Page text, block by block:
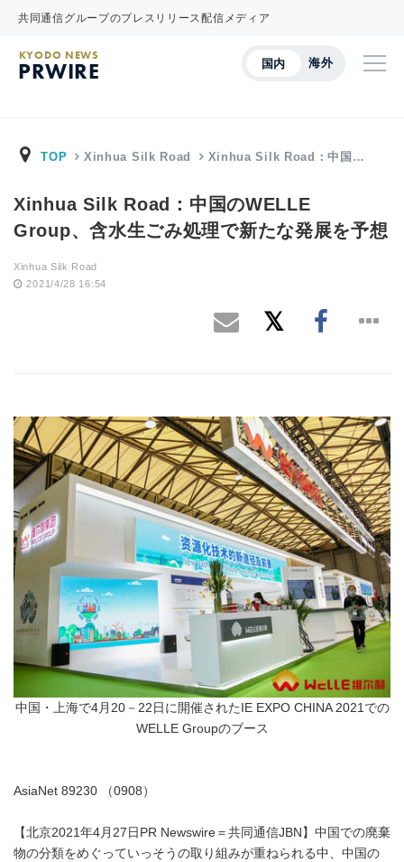
共同通信グループのプレスリリース配信メディア
国内 海外
KYODO NEWS
PRWIRE
TOP Xinhua Silk Road Xinhua Silk Road：中国…
Xinhua Silk Road：中国のWELLE
Group、含水生ごみ処理で新たな発展を予想
Xinhua Silk Road
2021/4/28 16:54
中国・上海で4月20－22日に開催されたIE EXPO CHINA 2021での
WELLE Groupのブース
AsiaNet 89230 （0908）
【北京2021年4月27日PR Newswire＝共同通信JBN】中国での廃棄
物の分類をめぐっていっそうの取り組みが重ねられる中、中国の